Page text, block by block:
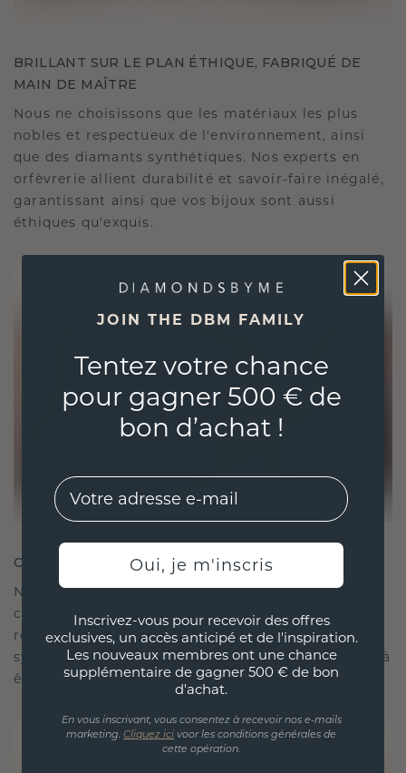
BRILLANT SUR LE PLAN ÉTHIQUE, FABRIQUÉ DE
MAIN DE MAÎTRE
Nous ne choisissons que les matériaux les plus
nobles et respectueux de l'environnement, ainsi
que des diamants synthétiques. Nos experts en
orfèvrerie allient durabilité et savoir-faire inégalé,
garantissant ainsi que vos bijoux sont aussi
éthiques qu'exquis.
CRÉÉ POUR LA CONNEXION
Notre philosophie en matière de design est de
créer des liens, chaque pièce étant conçue pour
résister à l'épreuve du temps. Elle devient votre
symbole d'amour et de moments chéris, destinée à
être portée et chérie pour toujours.
JOIN THE DBM FAMILY
Tentez votre chance
pour gagner 500 € de
bon d’achat !
EMail
Oui, je m'inscris
Inscrivez-vous pour recevoir des offres
exclusives, un accès anticipé et de l'inspiration.
Les nouveaux membres ont une chance
supplémentaire de gagner 500 € de bon
d'achat.
En vous inscrivant, vous consentez à recevoir nos e-mails
marketing. Cliquez ici voor les conditions générales de
cette opération.